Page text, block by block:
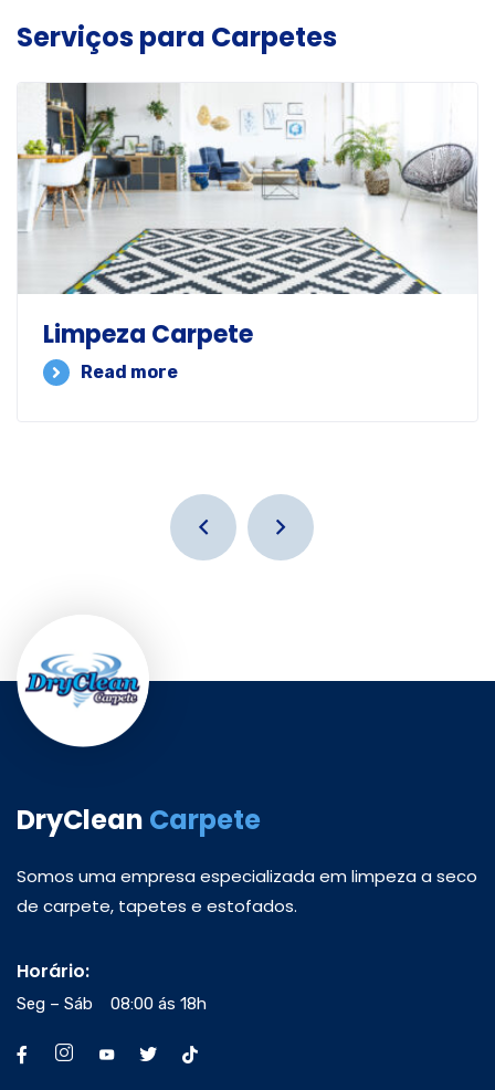
Serviços para Carpetes
Limpeza Carpete
Read more
DryClean Carpete
Somos uma empresa especializada em limpeza a seco
de carpete, tapetes e estofados.
Horário:
Seg – Sáb 08:00 ás 18h